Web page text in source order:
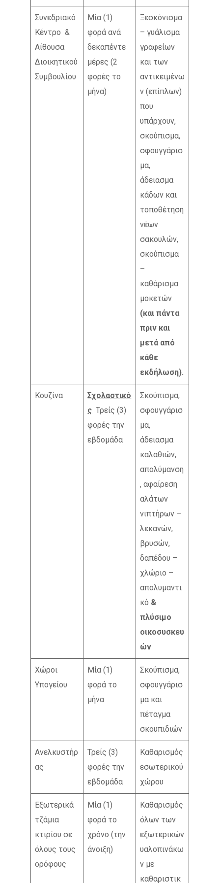
Συνεδριακό
Κέντρο &
Αίθουσα
Διοικητικού
Συμβουλίου
Μία (1)
φορά ανά
δεκαπέντε
μέρες (2
φορές το
μήνα)
Ξεσκόνισμα
– γυάλισμα
γραφείων
και των
αντικειμένω
ν (επίπλων)
που
υπάρχουν,
σκούπισμα,
σφουγγάρισ
μα,
άδειασμα
κάδων και
τοποθέτηση
νέων
σακουλών,
σκούπισμα
–
καθάρισμα
μοκετών
(και πάντα
πριν και
μετά από
κάθε
εκδήλωση).
Κουζίνα
Σχολαστικό
ς Τρείς (3)
φορές την
εβδομάδα
Σκούπισμα,
σφουγγάρισ
μα,
άδειασμα
καλαθιών,
απολύμανση
, αφαίρεση
αλάτων
νιπτήρων –
λεκανών,
βρυσών,
δαπέδου –
χλώριο –
απολυμαντι
κό &
πλύσιμο
οικοσυσκευ
ών
Χώροι
Υπογείου
Μία (1)
φορά το
μήνα
Σκούπισμα,
σφουγγάρισ
μα και
πέταγμα
σκουπιδιών
Ανελκυστήρ
ας
Τρείς (3)
φορές την
εβδομάδα
Καθαρισμός
εσωτερικού
χώρου
Εξωτερικά
τζάμια
κτιρίου σε
όλους τους
ορόφους
Μία (1)
φορά το
χρόνο (την
άνοιξη)
Καθαρισμός
όλων των
εξωτερικών
υαλοπινάκω
ν με
καθαριστικ